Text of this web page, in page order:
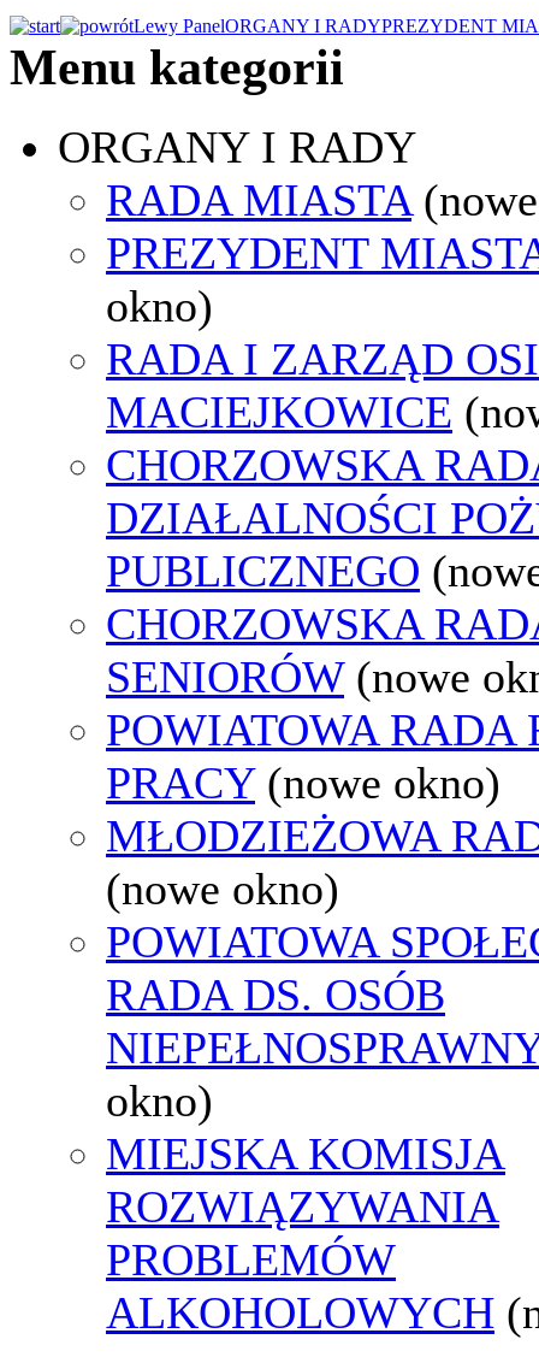
Lewy PanelORGANY I RADYPREZYDENT
Menu kategorii
ORGANY I RADY
RADA MIASTA
PREZYDENT
okno)
RADA I ZARZĄD
MACIEJKOWICE
CHORZOWSKA
DZIAŁALNOŚCI
PUBLICZNEGO
CHORZOWSKA
SENIORÓW (nowe
POWIATOWA RADA
PRACY (nowe okno)
MŁODZIEŻOWA
(nowe okno)
POWIATOWA
RADA DS. OSÓB
okno)
MIEJSKA KOMISJA
ROZWIĄZYWANIA
PROBLEMÓW
ALKOHOLOWYCH